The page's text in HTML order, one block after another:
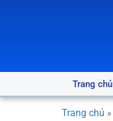
Trang chủ
Trang chủ »